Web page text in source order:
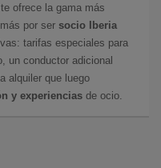
ofrece la gama más
por ser socio Iberia
tarifas especiales para
un conductor adicional
alquiler que luego
y experiencias de ocio.